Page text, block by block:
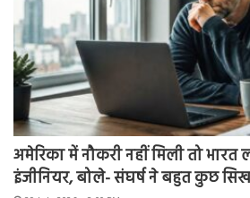
अमेरिका में नौकरी नहीं मिली तो भारत
इंजीनियर, बोले- संघर्ष ने बहुत कुछ